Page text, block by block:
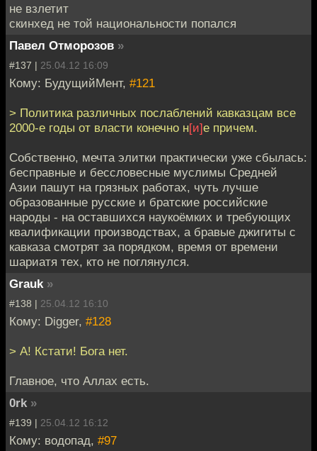
не взлетит
скинхед не той национальности попался
Павел Отморозов »
#137 | 25.04.12 16:09
Кому: БудущийМент, #121
> Политика различных послаблений кавказцам все
2000-е годы от власти конечно н[и]е причем.
Собственно, мечта элитки практически уже сбылась:
бесправные и бессловесные муслимы Средней
Азии пашут на грязных работах, чуть лучше
образованные русские и братские российские
народы - на оставшихся наукоёмких и требующих
квалификации производствах, а бравые джигиты с
кавказа смотрят за порядком, время от времени
шариатя тех, кто не поглянулся.
Grauk »
#138 | 25.04.12 16:10
Кому: Digger, #128
> А! Кстати! Бога нет.
Главное, что Аллах есть.
0rk »
#139 | 25.04.12 16:12
Кому: водопад, #97